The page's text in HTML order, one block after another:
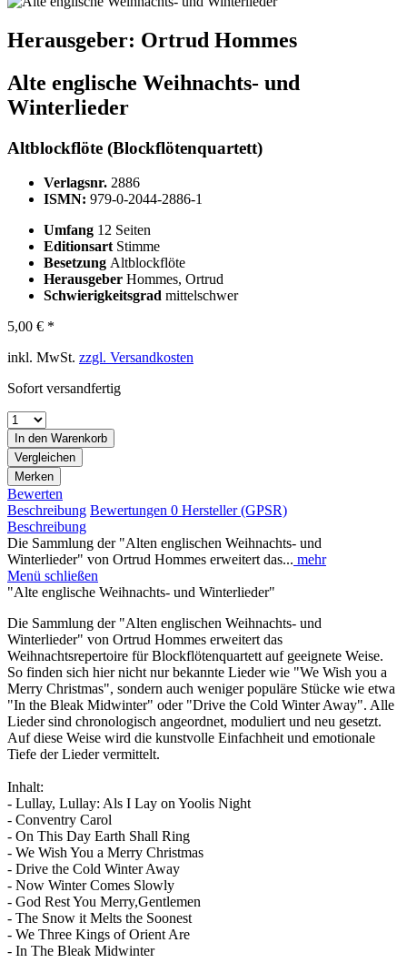
Herausgeber: Ortrud Hommes
Alte englische Weihnachts- und
Winterlieder
Altblockflöte (Blockflötenquartett)
Verlagsnr. 2886
ISMN: 979-0-2044-2886-1
Umfang 12 Seiten
Editionsart Stimme
Besetzung Altblockflöte
Herausgeber Hommes, Ortrud
Schwierigkeitsgrad mittelschwer
5,00 € *
inkl. MwSt. zzgl. Versandkosten
Sofort versandfertig
In den Warenkorb
Vergleichen
Merken
Bewerten
Beschreibung Bewertungen 0 Hersteller (GPSR)
Beschreibung
Die Sammlung der "Alten englischen Weihnachts- und
Winterlieder" von Ortrud Hommes erweitert das... mehr
Menü schließen
"Alte englische Weihnachts- und Winterlieder"
Die Sammlung der "Alten englischen Weihnachts- und
Winterlieder" von Ortrud Hommes erweitert das
Weihnachtsrepertoire für Blockflötenquartett auf geeignete Weise.
So finden sich hier nicht nur bekannte Lieder wie "We Wish you a
Merry Christmas", sondern auch weniger populäre Stücke wie etwa
"In the Bleak Midwinter" oder "Drive the Cold Winter Away". Alle
Lieder sind chronologisch angeordnet, moduliert und neu gesetzt.
Auf diese Weise wird die kunstvolle Einfachheit und emotionale
Tiefe der Lieder vermittelt.
Inhalt:
- Lullay, Lullay: Als I Lay on Yoolis Night
- Conventry Carol
- On This Day Earth Shall Ring
- We Wish You a Merry Christmas
- Drive the Cold Winter Away
- Now Winter Comes Slowly
- God Rest You Merry,Gentlemen
- The Snow it Melts the Soonest
- We Three Kings of Orient Are
- In The Bleak Midwinter